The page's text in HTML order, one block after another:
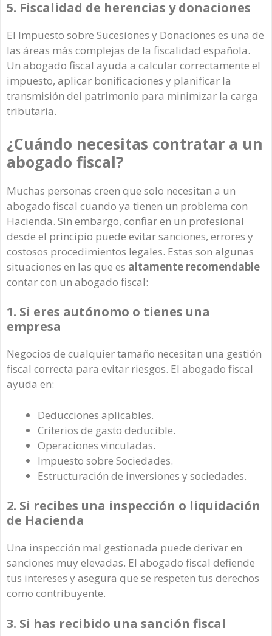
5. Fiscalidad de herencias y donaciones
El Impuesto sobre Sucesiones y Donaciones es una de
las áreas más complejas de la fiscalidad española.
Un abogado fiscal ayuda a calcular correctamente el
impuesto, aplicar bonificaciones y planificar la
transmisión del patrimonio para minimizar la carga
tributaria.
¿Cuándo necesitas contratar a un
abogado fiscal?
Muchas personas creen que solo necesitan a un
abogado fiscal cuando ya tienen un problema con
Hacienda. Sin embargo, confiar en un profesional
desde el principio puede evitar sanciones, errores y
costosos procedimientos legales. Estas son algunas
situaciones en las que es altamente recomendable
contar con un abogado fiscal:
1. Si eres autónomo o tienes una
empresa
Negocios de cualquier tamaño necesitan una gestión
fiscal correcta para evitar riesgos. El abogado fiscal
ayuda en:
Deducciones aplicables.
Criterios de gasto deducible.
Operaciones vinculadas.
Impuesto sobre Sociedades.
Estructuración de inversiones y sociedades.
2. Si recibes una inspección o liquidación
de Hacienda
Una inspección mal gestionada puede derivar en
sanciones muy elevadas. El abogado fiscal defiende
tus intereses y asegura que se respeten tus derechos
como contribuyente.
3. Si has recibido una sanción fiscal